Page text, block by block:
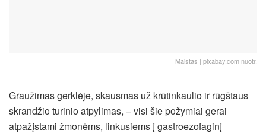
Maistas | pixabay.com nuotr.
Graužimas gerklėje, skausmas už krūtinkaulio ir rūgštaus
skrandžio turinio atpylimas, – visi šie požymiai gerai
atpažįstami žmonėms, linkusiems į gastroezofaginį